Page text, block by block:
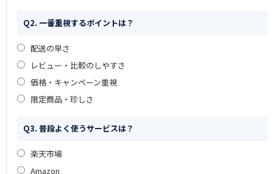
Q2. 一番重視するポイントは？
配送の早さ
レビュー・比較のしやすさ
価格・キャンペーン重視
限定商品・珍しさ
Q3. 普段よく使うサービスは？
楽天市場
Amazon